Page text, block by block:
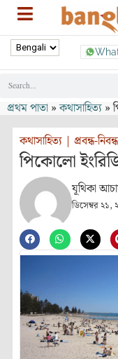
প্রথম পাতা »কথাসাহিত্য »
কথাসাহিত্য | প্রবন্ধ-নিবন্ধ
পিকোলো
যূথিকা
ডিসেম্বর ২১,